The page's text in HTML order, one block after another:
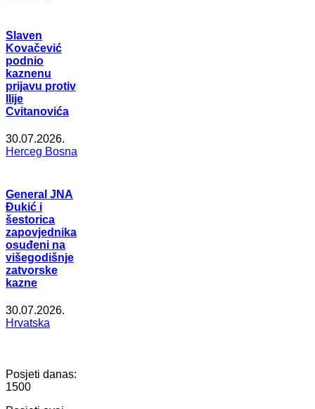
Slaven
Kovačević
podnio
kaznenu
prijavu protiv
Ilije
Cvitanovića
30.07.2026.
Herceg Bosna
General JNA
Đukić i
šestorica
zapovjednika
osuđeni na
višegodišnje
zatvorske
kazne
30.07.2026.
Hrvatska
Posjeti danas:
1500